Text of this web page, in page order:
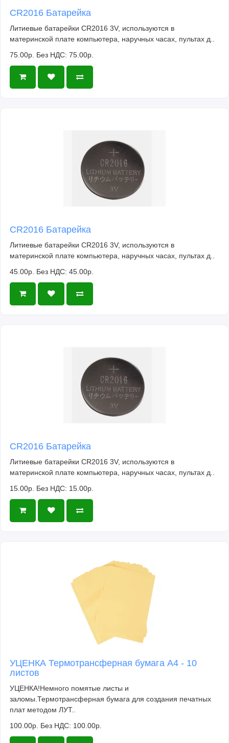
CR2016 Батарейка
Литиевые батарейки CR2016 3V, используются в
материнской плате компьютера, наручных часах, пультах д..
75.00р. Без НДС: 75.00р.
CR2016 Батарейка
Литиевые батарейки CR2016 3V, используются в
материнской плате компьютера, наручных часах, пультах д..
45.00р. Без НДС: 45.00р.
CR2016 Батарейка
Литиевые батарейки CR2016 3V, используются в
материнской плате компьютера, наручных часах, пультах д..
15.00р. Без НДС: 15.00р.
УЦЕНКА Термотрансферная бумага А4 - 10
листов
УЦЕНКА!Немного помятые листы и
заломы.Термотрансферная бумага для создания печатных
плат методом ЛУТ..
100.00р. Без НДС: 100.00р.